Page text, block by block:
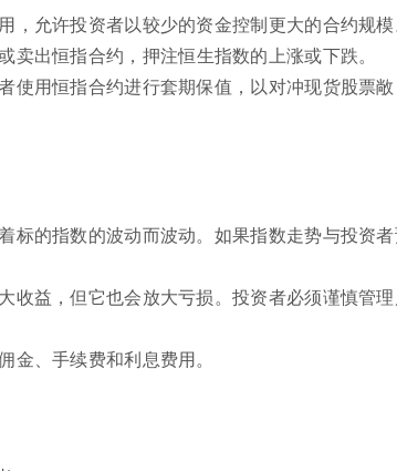
，允许投资者以较少的资金控制更大的合约规
卖出恒指合约，押注恒生指数的上涨或下跌。
使用恒指合约进行套期保值，以对冲现货股票敞
标的指数的波动而波动。如果指数走势与投资
收益，但它也会放大亏损。投资者必须谨慎管
金、手续费和利息费用。